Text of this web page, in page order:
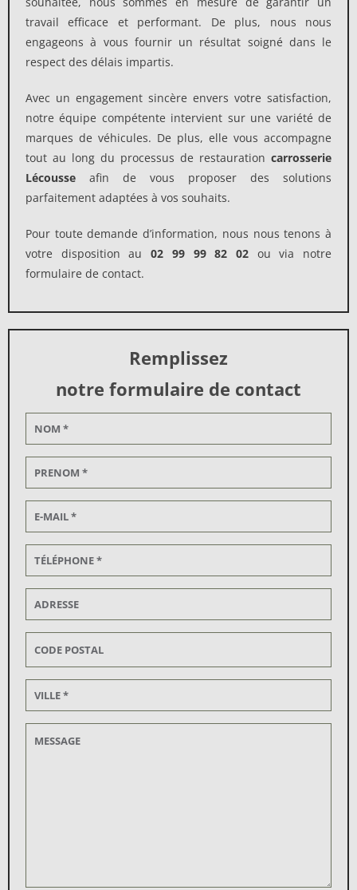
travail efficace et performant. De plus, nous nous
engageons à vous fournir un résultat soigné dans le
respect des délais impartis.
Avec un engagement sincère envers votre satisfaction,
notre équipe compétente intervient sur une variété de
marques de véhicules. De plus, elle vous accompagne
tout au long du processus de restauration carrosserie
Lécousse afin de vous proposer des solutions
parfaitement adaptées à vos souhaits.
Pour toute demande d’information, nous nous tenons à
votre disposition au02 99 99 82 02ou via notre
formulaire de contact.
Remplissez
notre formulaire de contact